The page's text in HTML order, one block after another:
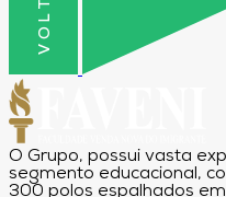
O Grupo, possui vasta
segmento educacional,
300 polos espalhados